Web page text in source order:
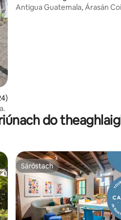
4.96 as 5, 324 léirmheas
a
Antigua Guatemala, Árasán
do
Sáróstach
Sáróstach